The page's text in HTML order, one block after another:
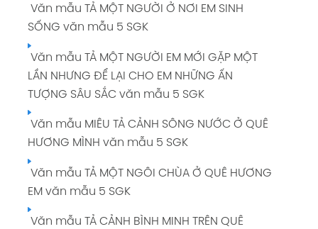
Văn mẫu TẢ MỘT NGƯỜI Ở NƠI EM SINH
SỐNG văn mẫu 5 SGK
Văn mẫu TẢ MỘT NGƯỜI EM MỚI GẶP MỘT
LẦN NHƯNG ĐỂ LẠI CHO EM NHỮNG ẤN
TƯỢNG SÂU SẮC văn mẫu 5 SGK
Văn mẫu MIÊU TẢ CẢNH SÔNG NƯỚC Ở QUÊ
HƯƠNG MÌNH văn mẫu 5 SGK
Văn mẫu TẢ MỘT NGÔI CHÙA Ở QUÊ HƯƠNG
EM văn mẫu 5 SGK
Văn mẫu TẢ CẢNH BÌNH MINH TRÊN QUÊ